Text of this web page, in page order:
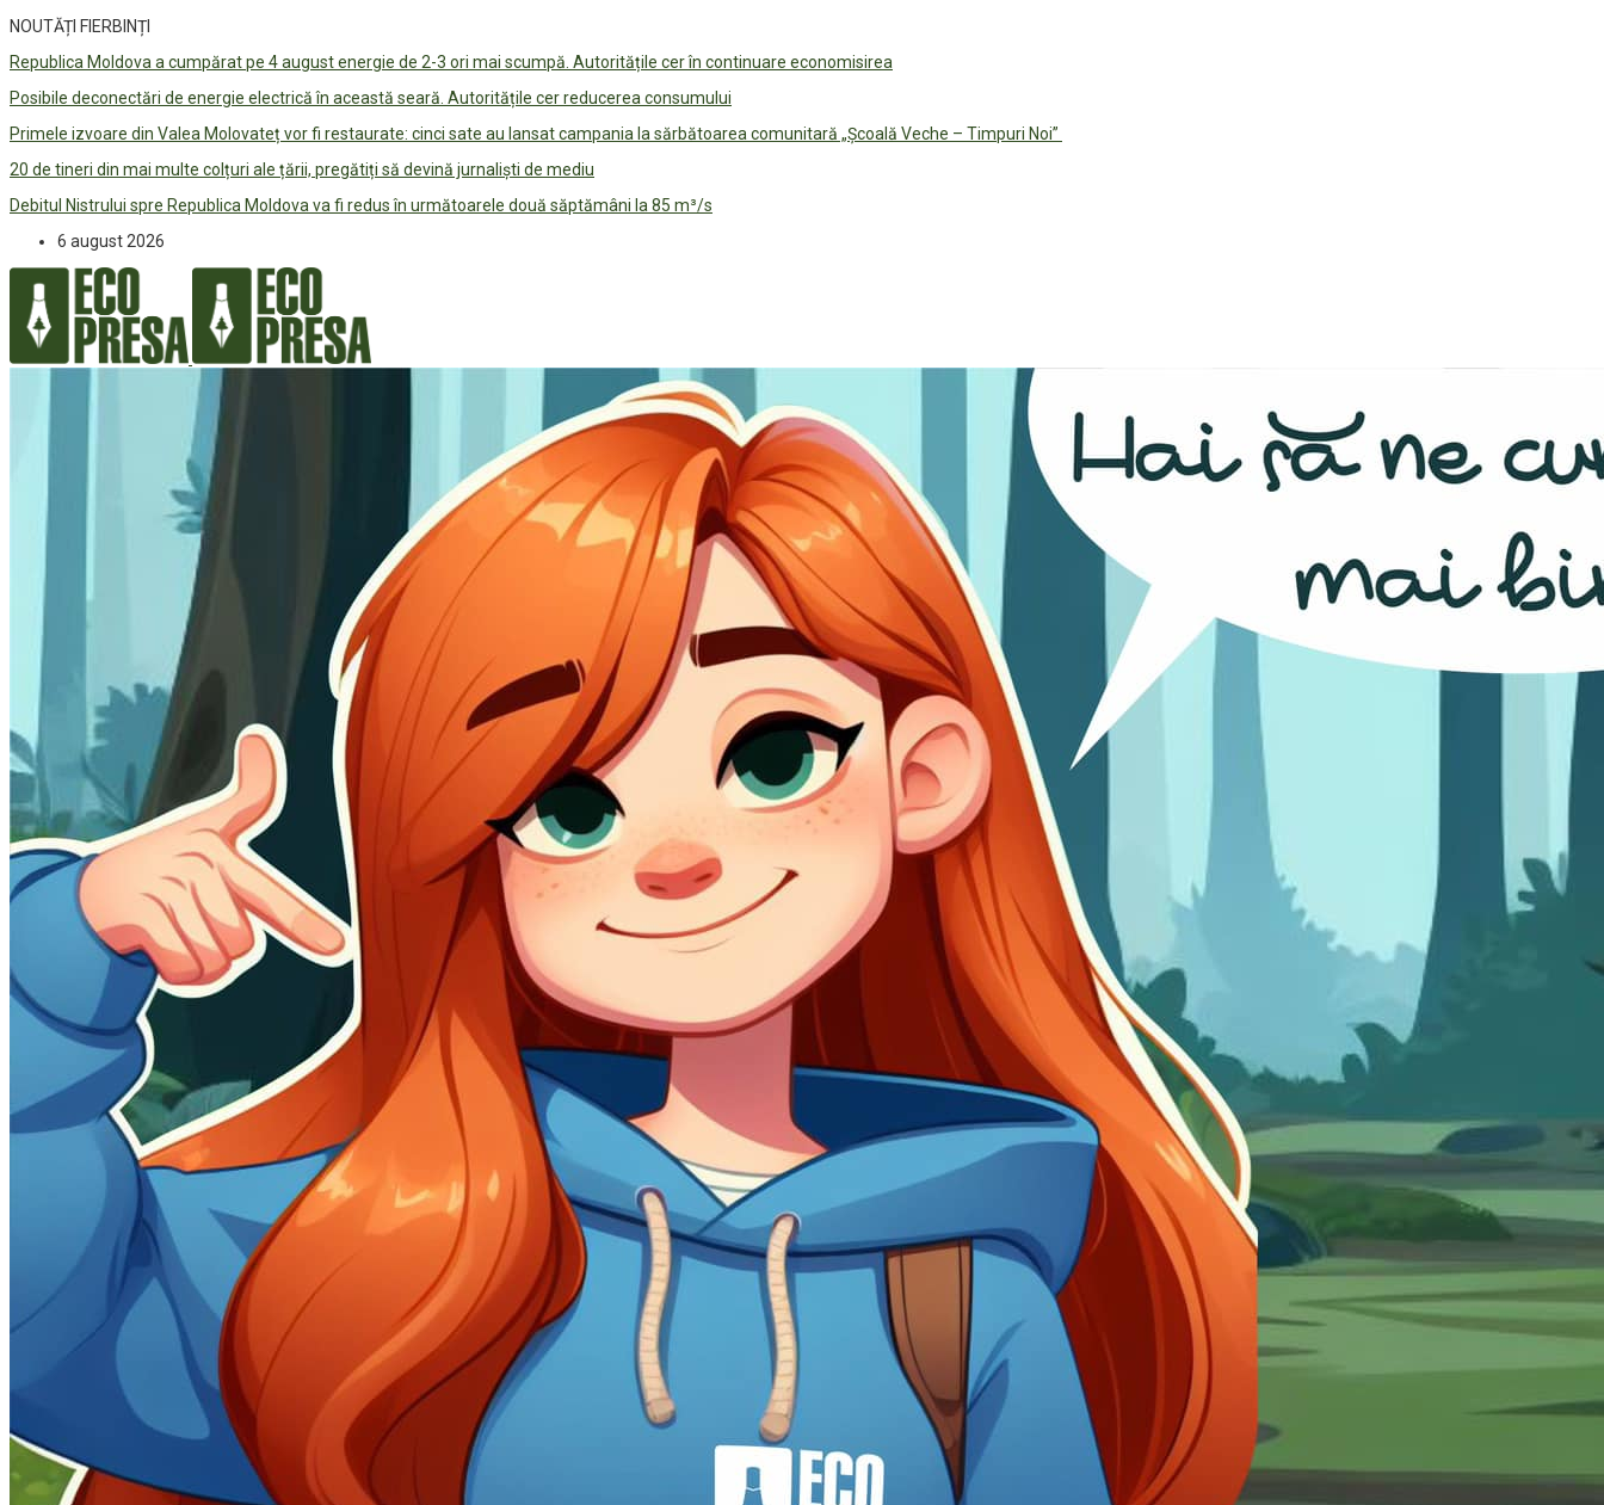
NOUTĂȚI FIERBINȚI
Republica Moldova a cumpărat pe 4 august energie de 2-3 ori mai scumpă. Autoritățile cer în continuare economisirea
Posibile deconectări de energie electrică în această seară. Autoritățile cer reducerea consumului
Primele izvoare din Valea Molovateț vor fi restaurate: cinci sate au lansat campania la sărbătoarea comunitară „Școală Veche – Timpuri Noi”
20 de tineri din mai multe colțuri ale țării, pregătiți să devină jurnaliști de mediu
Debitul Nistrului spre Republica Moldova va fi redus în următoarele două săptămâni la 85 m³/s
6 august 2026